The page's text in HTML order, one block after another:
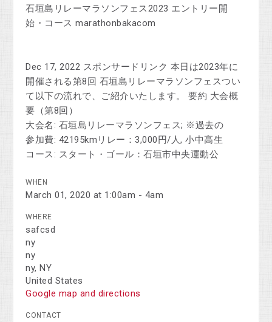
石垣島リレーマラソンフェス2023 エントリー開
始・コース marathonbakacom
Dec 17, 2022 スポンサードリンク 本日は2023年に
開催される第8回 石垣島リレーマラソンフェスつい
て以下の流れで、ご紹介いたします。 要約 大会概
要（第8回）
大会名: 石垣島リレーマラソンフェス; ※過去の
参加費: 42195kmリレー：3,000円/人, 小中高生
コース: スタート・ゴール：石垣市中央運動公
WHEN
March 01, 2020 at 1:00am - 4am
WHERE
safcsd
ny
ny
ny, NY
United States
Google map and directions
CONTACT